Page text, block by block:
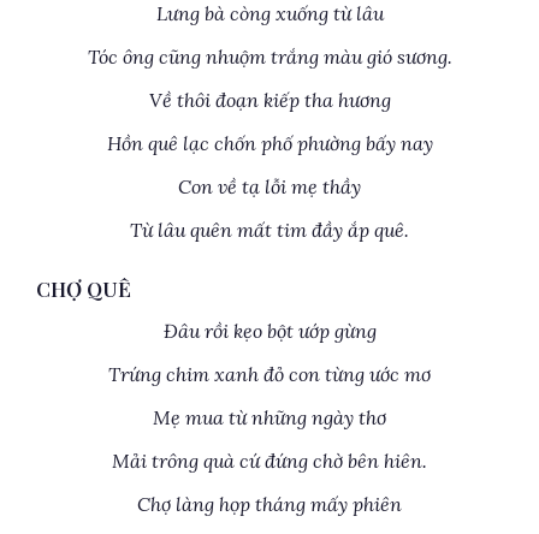
Lưng bà còng xuống từ lâu
Tóc ông cũng nhuộm trắng màu gió sương.
Về thôi đoạn kiếp tha hương
Hồn quê lạc chốn phố phường bấy nay
Con về tạ lỗi mẹ thầy
Từ lâu quên mất tim đầy ắp quê.
CHỢ QUÊ
Đâu rồi kẹo bột ướp gừng
Trứng chim xanh đỏ con từng ước mơ
Mẹ mua từ những ngày thơ
Mải trông quà cứ đứng chờ bên hiên.
Chợ làng họp tháng mấy phiên